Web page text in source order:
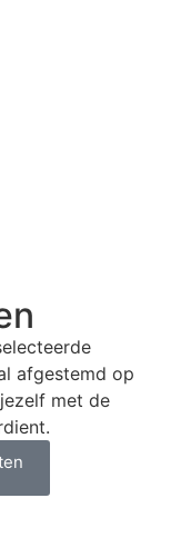
afgestemd op
met de